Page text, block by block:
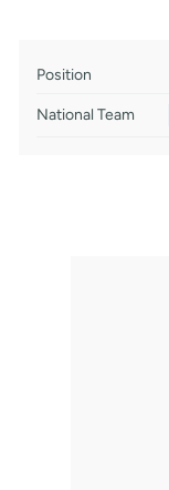
Position
National Team